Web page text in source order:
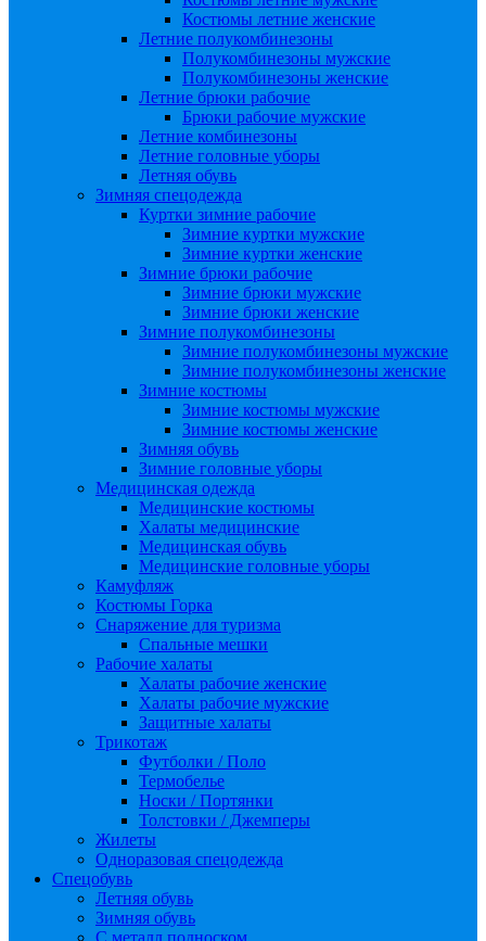
Костюмы летние женские
Летние полукомбинезоны
Полукомбинезоны мужские
Полукомбинезоны женские
Летние брюки рабочие
Брюки рабочие мужские
Летние комбинезоны
Летние головные уборы
Летняя обувь
Зимняя спецодежда
Куртки зимние рабочие
Зимние куртки мужские
Зимние куртки женские
Зимние брюки рабочие
Зимние брюки мужские
Зимние брюки женские
Зимние полукомбинезоны
Зимние полукомбинезоны мужские
Зимние полукомбинезоны женские
Зимние костюмы
Зимние костюмы мужские
Зимние костюмы женские
Зимняя обувь
Зимние головные уборы
Медицинская одежда
Медицинские костюмы
Халаты медицинские
Медицинская обувь
Медицинские головные уборы
Камуфляж
Костюмы Горка
Снаряжение для туризма
Спальные мешки
Рабочие халаты
Халаты рабочие женские
Халаты рабочие мужские
Защитные халаты
Трикотаж
Футболки / Поло
Термобелье
Носки / Портянки
Толстовки / Джемперы
Жилеты
Одноразовая спецодежда
Спецобувь
Летняя обувь
Зимняя обувь
С металл подноском